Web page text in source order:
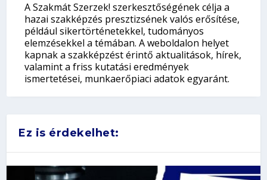
A Szakmát Szerzek! szerkesztőségének célja a
hazai szakképzés presztizsének valós erősítése,
például sikertörténetekkel, tudományos
elemzésekkel a témában. A weboldalon helyet
kapnak a szakképzést érintő aktualitások, hírek,
valamint a friss kutatási eredmények
ismertetései, munkaerőpiaci adatok egyaránt.
Ez is érdekelhet: